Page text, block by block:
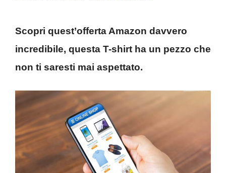
Scopri quest’offerta Amazon davvero
incredibile, questa T-shirt ha un pezzo che
non ti saresti mai aspettato.